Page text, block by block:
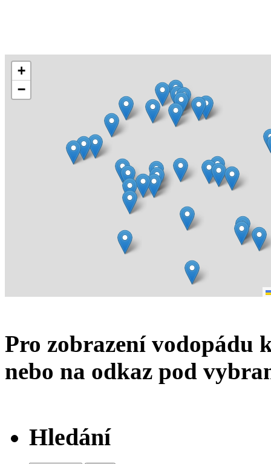
+
−
Pro zobrazení vodopádu
nebo na odkaz pod
Hledání